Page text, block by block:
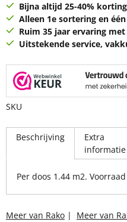
Bijna altijd 25-40%
Alleen 1e sortering en
Ruim 35 jaar ervaring
Uitstekende service,
SKU
Beschrijving
Extra
informatie
Per doos 1.44 m2.
Meer van Rako | Meer van